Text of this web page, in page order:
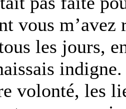
vous
les jours,
volonté, les